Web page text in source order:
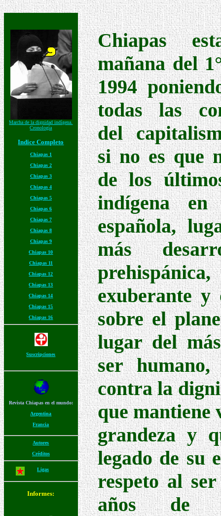
Marcha de la dignidad indígena.
Cronología
Indice Completo
Chiapas 1
Chiapas 2
Chiapas 3
Chiapas 4
Chiapas 5
Chiapas 6
Chiapas 7
Chiapas 8
Chiapas 9
Chiapas 10
Chiapas 11
Chiapas 12
Chiapas 13
Chiapas 14
Chiapas 15
Chiapas 16
Suscripciones
Revista Chiapas en el mundo:
Argentina
Francia
Autores
Créditos
Ligas
Informes:
Chiapas
mañana del
1994
todas las
del
si no es que
de los
indígena
española,
más
exuberante y
sobre el
lugar del
ser
contra la
que mantiene
grandeza y
legado de su
respeto al
años de